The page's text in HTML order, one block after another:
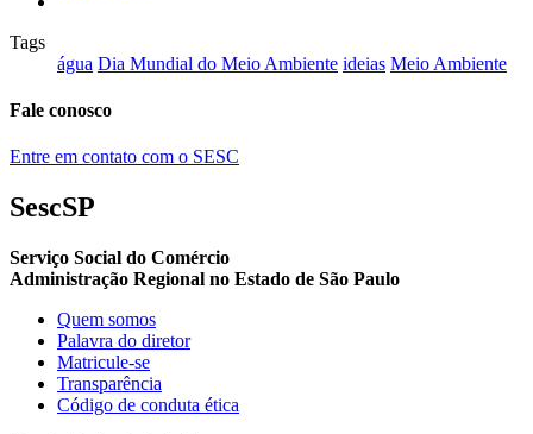
Tags
água Dia Mundial do Meio Ambiente ideias Meio Ambiente
Fale conosco
Entre em contato com o SESC
SescSP
Serviço Social do Comércio
Administração Regional no Estado de São Paulo
Quem somos
Palavra do diretor
Matricule-se
Transparência
Código de conduta ética